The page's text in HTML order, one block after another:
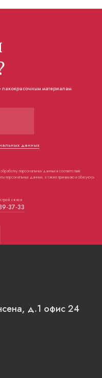
лакокрасочным материалам
связи
37-33
данных
персональных данных в соответствии
персональных данных, а также принимаю и обязуюсь
д.1 офис 24